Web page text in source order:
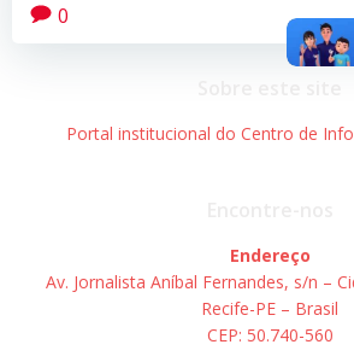
0
Portal institucional do Centro de
Endereço
Av. Jornalista Aníbal Fernandes, s/n –
Recife-PE – Brasil
CEP: 50.740-560